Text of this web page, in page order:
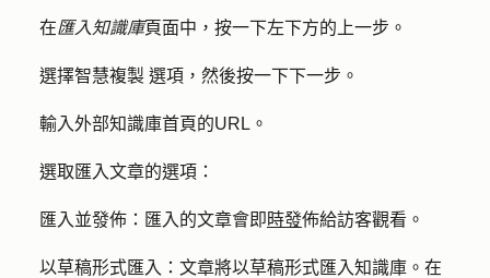
在匯入知識庫頁面中，按一下左下方的 上一步 。
選擇智慧複製 選項，然後按一下下一步 。
輸入外部知識庫首頁的URL 。
選取匯入文章的選項 ：
匯入並發佈： 匯入的文章會即時發佈給訪客觀看。
以草稿形式匯入 ： 文章將以草稿形式匯入知識庫。在